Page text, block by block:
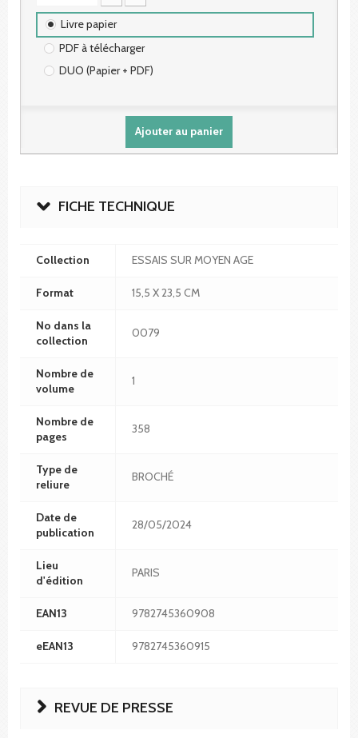
Livre papier
PDF à télécharger
DUO (Papier + PDF)
Ajouter au panier
FICHE TECHNIQUE
Collection ESSAIS SUR MOYEN AGE
Format 15,5 X 23,5 CM
No dans la
collection
0079
Nombre de
volume
1
Nombre de
pages
358
Type de
reliure
BROCHÉ
Date de
publication
28/05/2024
Lieu
d'édition
PARIS
EAN13 9782745360908
eEAN13 9782745360915
REVUE DE PRESSE